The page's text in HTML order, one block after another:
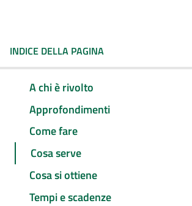
INDICE DELLA PAGINA
A chi è rivolto
Approfondimenti
Come fare
Cosa serve
Cosa si ottiene
Tempi e scadenze